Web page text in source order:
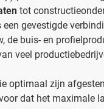
tot
een gevestigde
de buis- en
veel
optimaal zijn
dat het maximale